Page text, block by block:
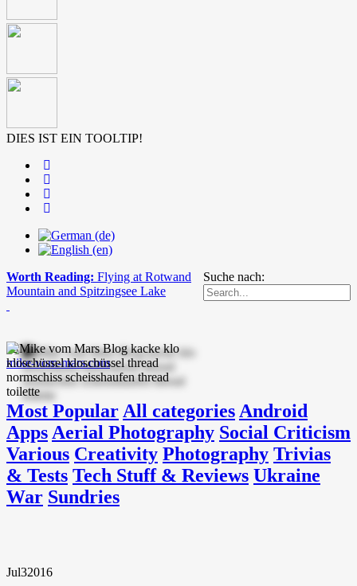
DIES IST EIN TOOLTIP!
Suche nach:
Worth Reading: Flying at Rotwand
Mountain and Spitzingsee Lake
mike-vom-mars.com
Most Popular All categories Android
Apps Aerial Photography Social Criticism
Various Creativity Photography Trivias
& Tests Tech Stuff & Reviews Ukraine
War Sundries
Jul32016